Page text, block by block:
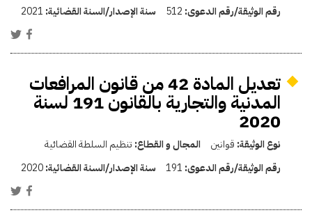
رقم الوثيقة/رقم الدعوى: 512 سنة الإصدار/السنة القضائية: 2021
تعديل المادة 42 من قانون المرافعات
المدنية والتجارية بالقانون 191 لسنة
2020
نوع الوثيقة: قوانين المجال و القطاع: تنظيم السلطة القضائية
رقم الوثيقة/رقم الدعوى: 191 سنة الإصدار/السنة القضائية:2020